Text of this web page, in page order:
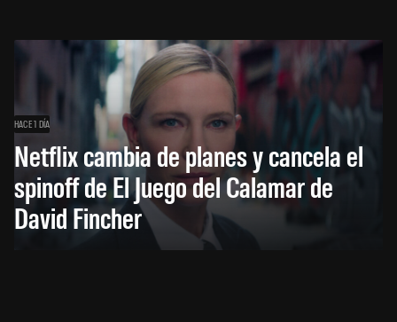
HACE 1 DÍA
Netflix cambia de planes y cancela el
spinoff de El Juego del Calamar de
David Fincher